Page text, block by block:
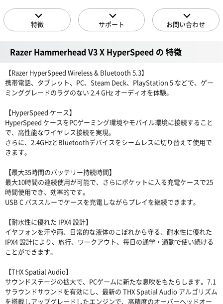
特徴 サポート お問い合わせ
Razer Hammerhead V3 X HyperSpeed の 特徴
【Razer HyperSpeed Wireless & Bluetooth 5.3】
携帯電話、タブレット、PC、Steam Deck、PlayStation 5 などで、ゲー
ミンググレードのラグのない 2.4 GHz オーディオを体験。
【HyperSpeed ケース】
HyperSpeed ケースをPCゲーミング環境やモバイル環境に接続すること
で、高性能なワイヤレス接続を実現。
さらに、2.4GHzとBluetoothデバイスをシームレスに切り替えて使用で
きます。
【最大35時間のバッテリー持続時間】
最大10時間の連続使用が可能で、さらにポケットに入る充電ケースで25
時間使用でき、効率的です。
USB C パススルーでケースを充電しながらプレイを継続できます。
【耐水性に優れた IPX4 設計】
イヤフォンを汗や雨、日常的な液体のこぼれから守る、耐水性に優れた
IPX4 設計により、旅行、ワークアウト、毎日の通学・通勤で使い続ける
ことができます。
【THX Spatial Audio】
サウンドステージの拡大で、PCゲームに新たな息吹をもたらします。7.1
サラウンドサウンドを有効にし、最新の THX Spatial Audio アルゴリズム
を搭載しアップグレードしたエンジンで、高精度のオーバーヘッドオー